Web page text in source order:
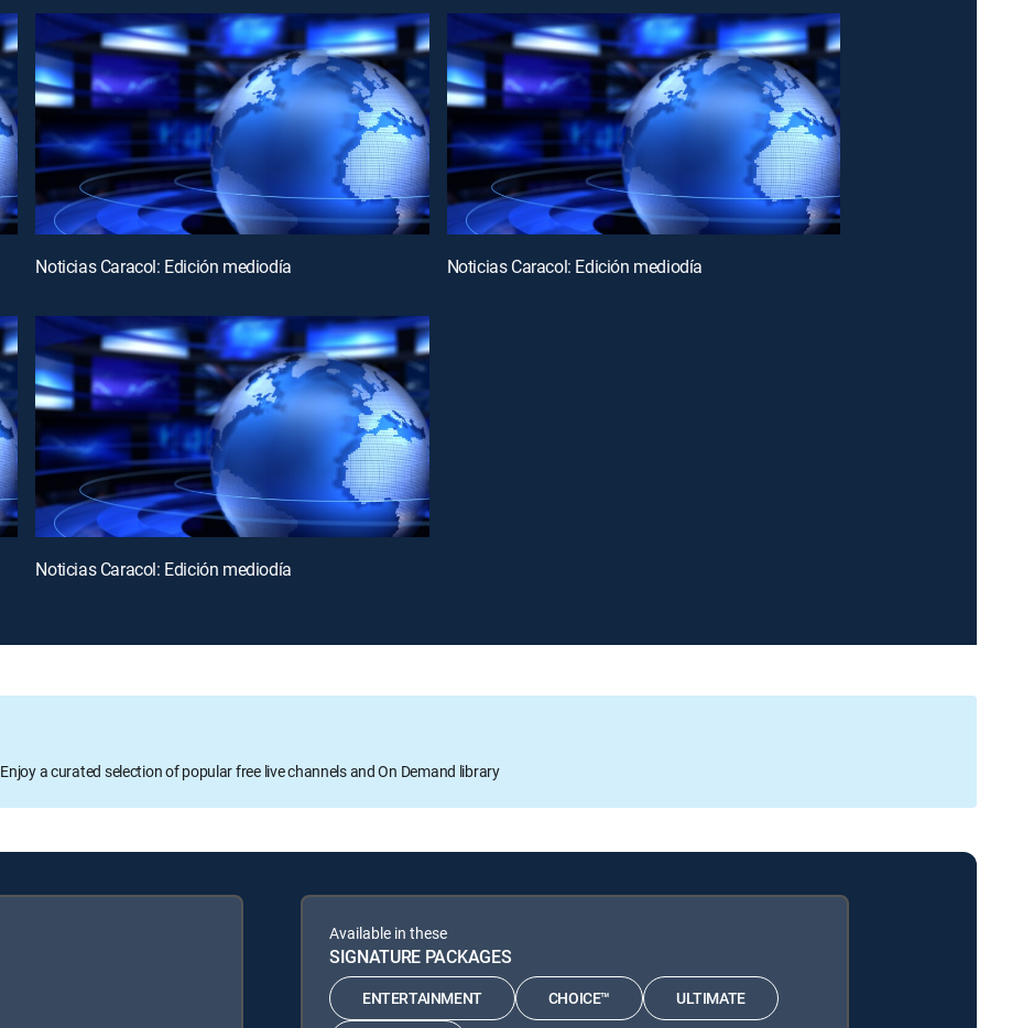
Noticias Caracol: Edición mediodía Noticias Caracol: Edición mediodía
Noticias Caracol: Edición mediodía
Enjoy a curated selection of popular free live channels and On Demand library
Available in these
SIGNATURE PACKAGES
ENTERTAINMENT CHOICE™ ULTIMATE